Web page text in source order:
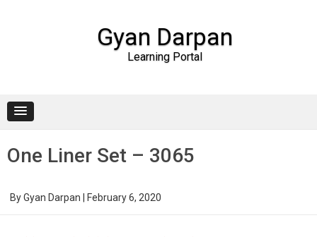
Gyan Darpan
Learning Portal
One Liner Set – 3065
ByGyan Darpan February 6, 2020